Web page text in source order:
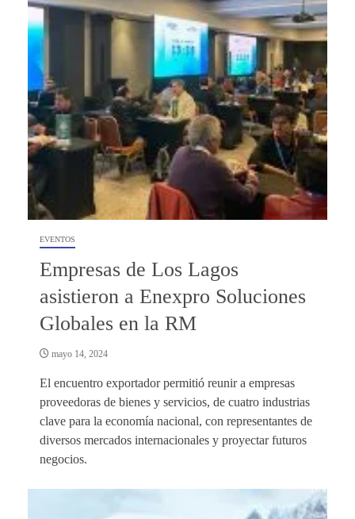
EVENTOS
Empresas de Los Lagos
asistieron a Enexpro Soluciones
Globales en la RM
mayo 14, 2024
El encuentro exportador permitió reunir a empresas
proveedoras de bienes y servicios, de cuatro industrias
clave para la economía nacional, con representantes de
diversos mercados internacionales y proyectar futuros
negocios.